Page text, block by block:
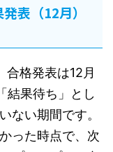
表（12月）
格発表は12月
結果待ち」とし
ない期間です。
った時点で、次